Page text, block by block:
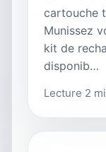
cartouche
Munissez
kit de
disponib…
Lecture 2